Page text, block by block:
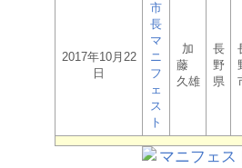
2017年10月22
日
市
長
マ
ニ
フ
ェ
ス
ト
加
藤
久雄
長
野
県